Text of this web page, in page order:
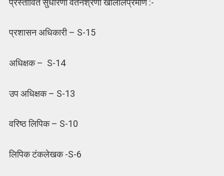
प्रस्तावित सुधारणा वेतनश्रेणी खालीलप्रमाणे :-
प्रशासन अधिकारी – S-15
अधिक्षक – S-14
उप अधिक्षक – S-13
वरिष्ठ लिपिक – S-10
लिपिक टंकलेखक -S-6